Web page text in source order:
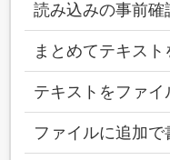
読み込みの事前確
まとめてテキスト
テキストをファイ
ファイルに追加で